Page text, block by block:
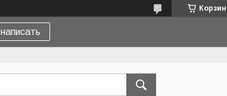
написать